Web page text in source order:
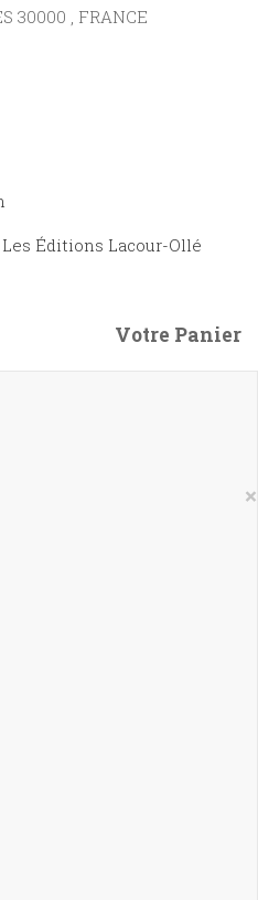
30000 , FRANCE
Les Éditions Lacour-Ollé
Votre Panier
×